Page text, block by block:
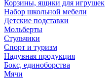
Корзины, ящики для игрушек
Набор школьной мебели
Детские подставки
Мольберты
Стульчики
Спорт и туризм
Надувная продукция
Бокс, единоборства
Мячи